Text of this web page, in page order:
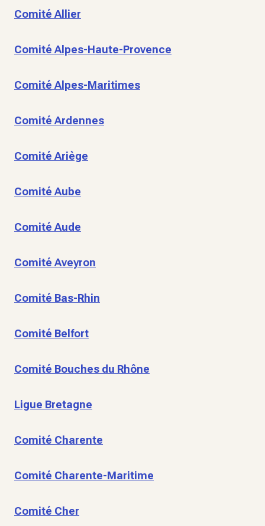
Comité Allier
Comité Alpes-Haute-Provence
Comité Alpes-Maritimes
Comité Ardennes
Comité Ariège
Comité Aube
Comité Aude
Comité Aveyron
Comité Bas-Rhin
Comité Belfort
Comité Bouches du Rhône
Ligue Bretagne
Comité Charente
Comité Charente-Maritime
Comité Cher